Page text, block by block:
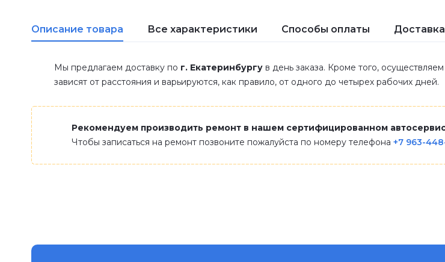
Описание товара Все характеристики Способы оплаты Доставка
Мы предлагаем доставку по г. Екатеринбургу в день заказа. Кроме того,
зависят от расстояния и варьируются, как правило, от одного до четырех рабочих дней.
Рекомендуем производить ремонт в нашем сертифицированном
Чтобы записаться на ремонт позвоните пожалуйста по номеру телефона +7 963-